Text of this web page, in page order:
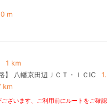
m
1 km
八幡京田辺ＪＣＴ・ＩＣIC
km
ざいます、ご利用前にルートをご確